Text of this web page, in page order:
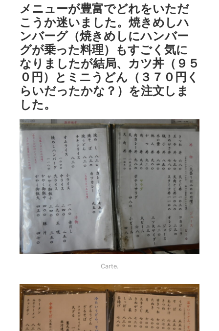
メニューが豊富でどれをいただ
こうか迷いました。焼きめしハ
ンバーグ（焼きめしにハンバー
グが乗った料理）もすごく気に
なりましたが結局、カツ丼（９５
０円）とミニうどん（３７０円く
らいだったかな？）を注文しま
した。
Carte.